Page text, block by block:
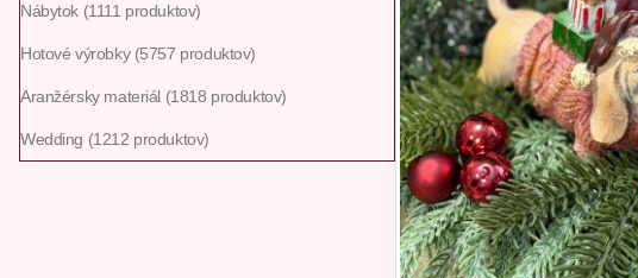
Nábytok 1111 produktov
Hotové výrobky 5757 produktov
Aranžérsky materiál 1818 produktov
Wedding 1212 produktov